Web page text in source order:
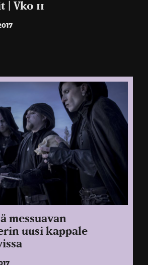
Vko 11
messuavan
uusi kappale